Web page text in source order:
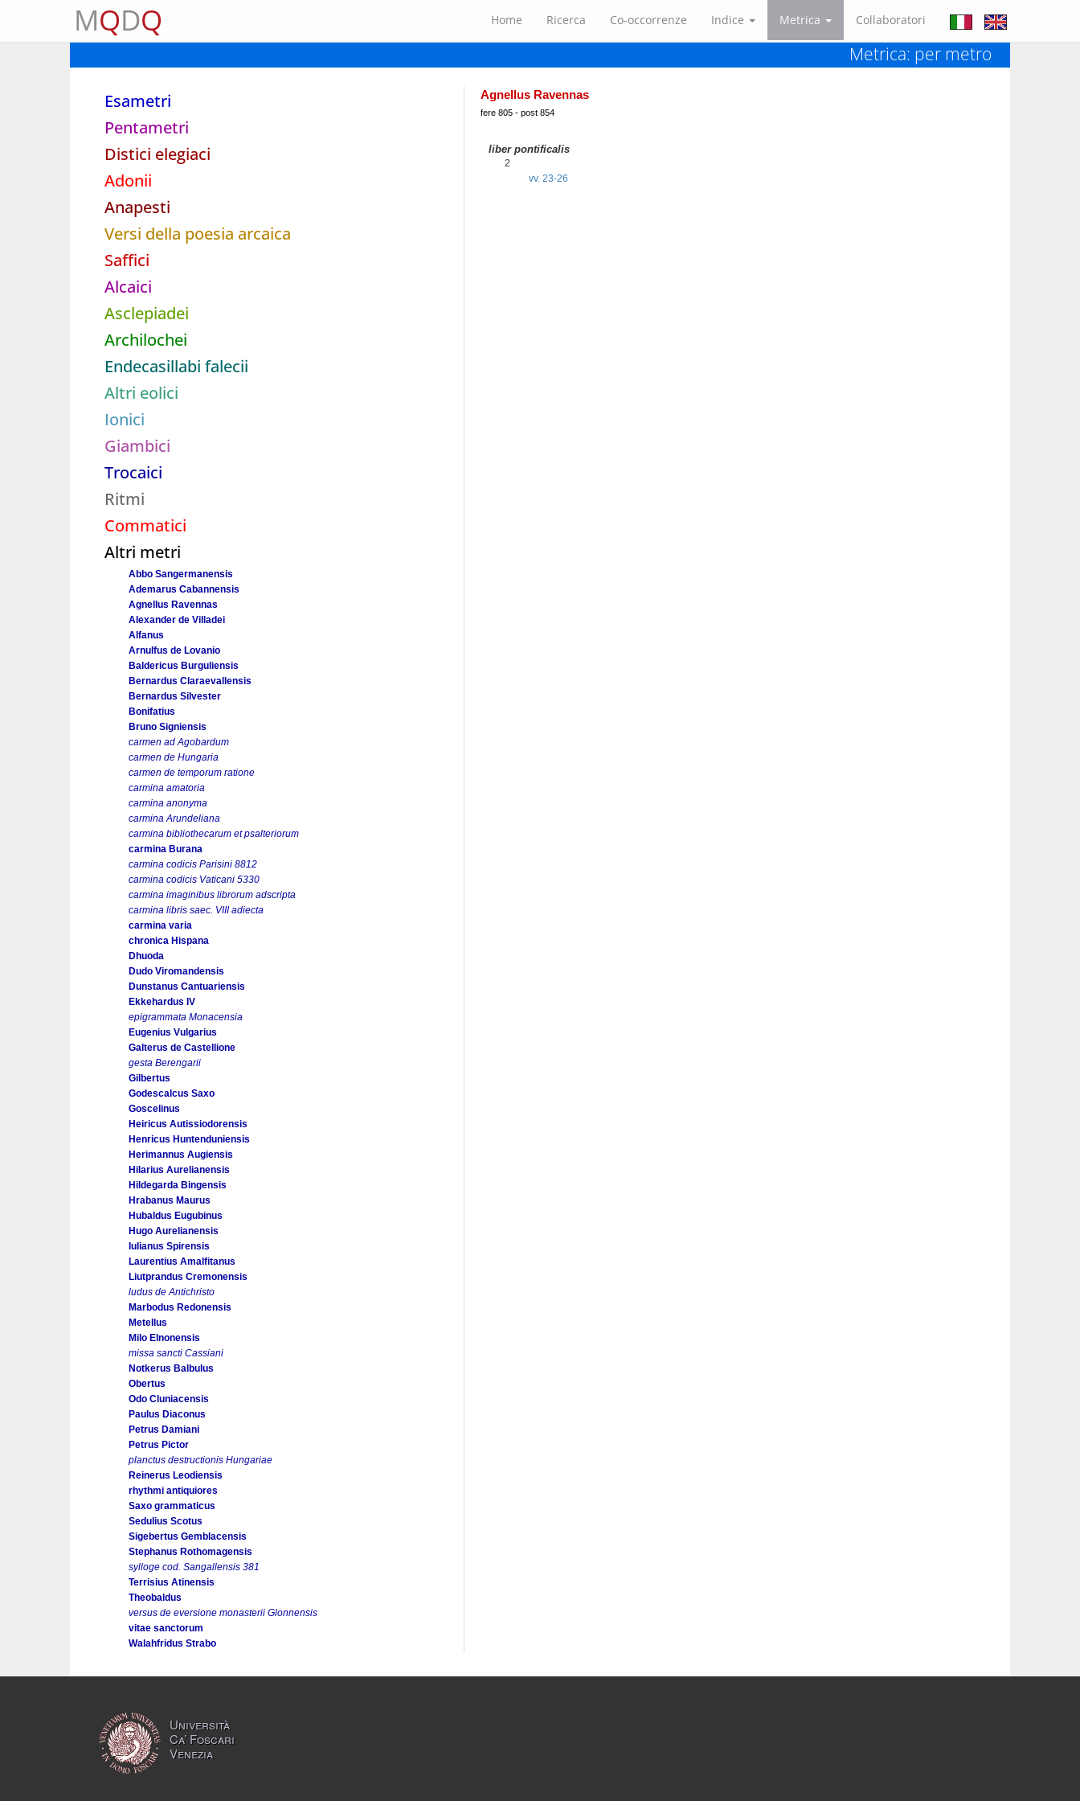
MQDQ Home Ricerca Co-occorrenze Indice Metrica Collaboratori
Metrica: per metro
Esametri
Pentametri
Distici elegiaci
Adonii
Anapesti
Versi della poesia arcaica
Saffici
Alcaici
Asclepiadei
Archilochei
Endecasillabi falecii
Altri eolici
Ionici
Giambici
Trocaici
Ritmi
Commatici
Altri metri
Abbo Sangermanensis
Ademarus Cabannensis
Agnellus Ravennas
Alexander de Villadei
Alfanus
Arnulfus de Lovanio
Baldericus Burguliensis
Bernardus Claraevallensis
Bernardus Silvester
Bonifatius
Bruno Signiensis
carmen ad Agobardum
carmen de Hungaria
carmen de temporum ratione
carmina amatoria
carmina anonyma
carmina Arundeliana
carmina bibliothecarum et psalteriorum
carmina Burana
carmina codicis Parisini 8812
carmina codicis Vaticani 5330
carmina imaginibus librorum adscripta
carmina libris saec. VIII adiecta
carmina varia
chronica Hispana
Dhuoda
Dudo Viromandensis
Dunstanus Cantuariensis
Ekkehardus IV
epigrammata Monacensia
Eugenius Vulgarius
Galterus de Castellione
gesta Berengarii
Gilbertus
Godescalcus Saxo
Goscelinus
Heiricus Autissiodorensis
Henricus Huntenduniensis
Herimannus Augiensis
Hilarius Aurelianensis
Hildegarda Bingensis
Hrabanus Maurus
Hubaldus Eugubinus
Hugo Aurelianensis
Iulianus Spirensis
Laurentius Amalfitanus
Liutprandus Cremonensis
ludus de Antichristo
Marbodus Redonensis
Metellus
Milo Elnonensis
missa sancti Cassiani
Notkerus Balbulus
Obertus
Odo Cluniacensis
Paulus Diaconus
Petrus Damiani
Petrus Pictor
planctus destructionis Hungariae
Reinerus Leodiensis
rhythmi antiquiores
Saxo grammaticus
Sedulius Scotus
Sigebertus Gemblacensis
Stephanus Rothomagensis
sylloge cod. Sangallensis 381
Terrisius Atinensis
Theobaldus
versus de eversione monasterii Glonnensis
vitae sanctorum
Walahfridus Strabo
Agnellus Ravennas
fere 805 - post 854
liber pontificalis
2
vv. 23-26
Università
Ca’ Foscari
Venezia